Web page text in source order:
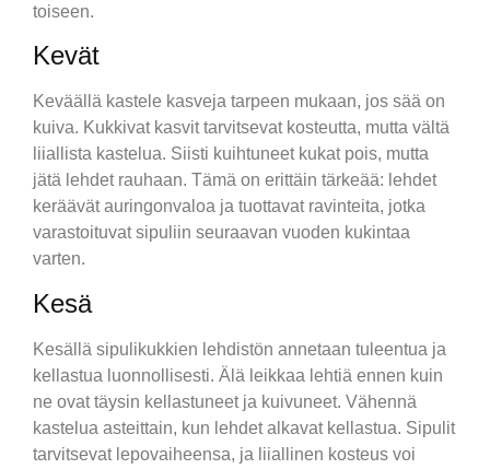
toiseen.
Kevät
Keväällä kastele kasveja tarpeen mukaan, jos sää on
kuiva. Kukkivat kasvit tarvitsevat kosteutta, mutta vältä
liiallista kastelua. Siisti kuihtuneet kukat pois, mutta
jätä lehdet rauhaan. Tämä on erittäin tärkeää: lehdet
keräävät auringonvaloa ja tuottavat ravinteita, jotka
varastoituvat sipuliin seuraavan vuoden kukintaa
varten.
Kesä
Kesällä sipulikukkien lehdistön annetaan tuleentua ja
kellastua luonnollisesti. Älä leikkaa lehtiä ennen kuin
ne ovat täysin kellastuneet ja kuivuneet. Vähennä
kastelua asteittain, kun lehdet alkavat kellastua. Sipulit
tarvitsevat lepovaiheensa, ja liiallinen kosteus voi